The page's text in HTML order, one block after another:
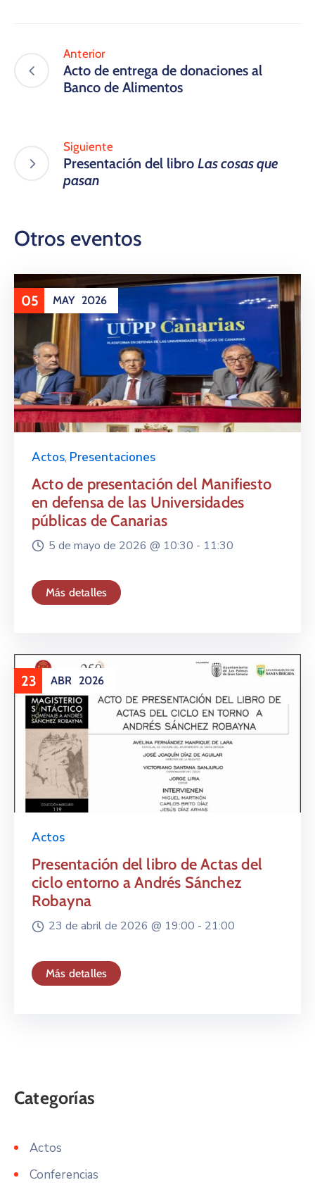
Anterior
Acto de entrega de donaciones al
Banco de Alimentos
Siguiente
Presentación del libro Las cosas que
pasan
Otros eventos
05 MAY 2026
Actos, Presentaciones
Acto de presentación del Manifiesto
en defensa de las Universidades
públicas de Canarias
5 de mayo de 2026 @ 10:30 - 11:30
Más detalles
23 ABR 2026
Actos
Presentación del libro de Actas del
ciclo entorno a Andrés Sánchez
Robayna
23 de abril de 2026 @ 19:00 - 21:00
Más detalles
Actos
Conferencias